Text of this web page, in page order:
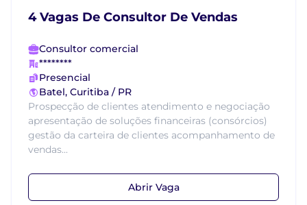
4 Vagas De Consultor De Vendas
Consultor comercial
********
Presencial
Batel, Curitiba / PR
Prospecção de clientes atendimento e negociação
apresentação de soluções financeiras (consórcios)
gestão da carteira de clientes acompanhamento de
vendas...
Abrir Vaga